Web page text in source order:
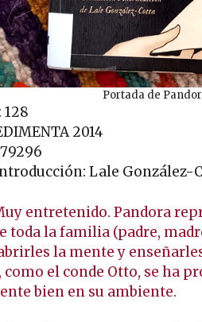
Portada de
128
2014
Lale González-
entretenido. Pandora
toda la familia (padre,
la mente y
el conde Otto, se ha
bien en su ambiente.